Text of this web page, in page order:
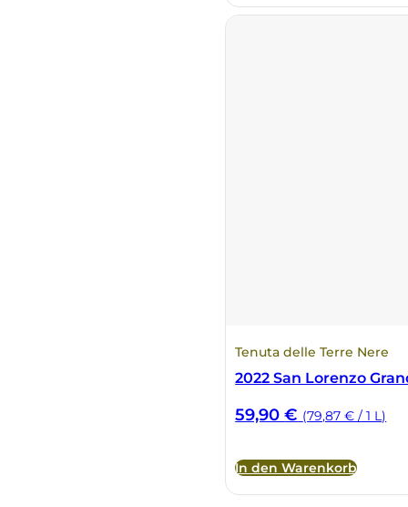
Tenuta delle Terre Nere
2022 San Lorenzo
59,90€ (79,87 € / 1 L)
In den Warenkorb